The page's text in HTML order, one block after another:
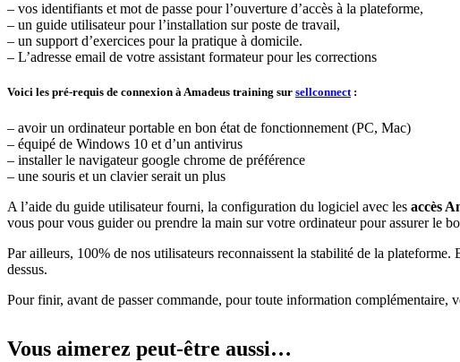
– vos identifiants et mot de passe pour l’ouverture d’accès à la plateforme,
– un guide utilisateur pour l’installation sur poste de travail,
– un support d’exercices pour la pratique à domicile.
– L’adresse email de votre assistant formateur pour les corrections
Voici les pré-requis de connexion à Amadeus training sur sellconnect:
– avoir un ordinateur portable en bon état de fonctionnement (PC, Mac)
– équipé de Windows 10 et d’un antivirus
– installer le navigateur google chrome de préférence
– une souris et un clavier serait un plus
A l’aide du guide utilisateur fourni, la configuration du logiciel avec les accès
vous pour vous guider ou prendre la main sur votre ordinateur pour assurer le
Par ailleurs, 100% de nos utilisateurs reconnaissent la stabilité de la
dessus.
Pour finir, avant de passer commande, pour toute information complémentaire,
Vous aimerez peut-être aussi…